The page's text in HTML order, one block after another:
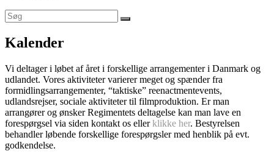
Kalender
Vi deltager i løbet af året i forskellige arrangementer i Danmark og
udlandet. Vores aktiviteter varierer meget og spænder fra
formidlingsarrangementer, “taktiske” reenactmentevents,
udlandsrejser, sociale aktiviteter til filmproduktion. Er man
arrangører og ønsker Regimentets deltagelse kan man lave en
forespørgsel via siden kontakt os ellerklikke her. Bestyrelsen
behandler løbende forskellige forespørgsler med henblik på evt.
godkendelse.